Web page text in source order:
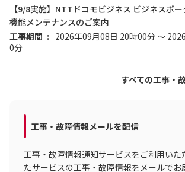
【9/8実施】NTTドコモビジネス ビジネスポ
機能メンテナンスのご案内
工事期間
2026年09月08日 20時00分 ～
0分
すべての工事・
工事・故障情報メールを配信
工事・故障情報通知サービスをご利用いた
たサービスの工事・故障情報をメールでお